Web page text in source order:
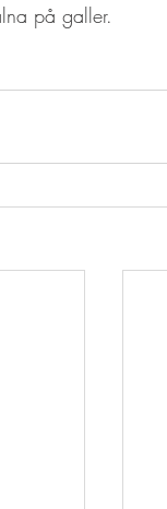
på galler.